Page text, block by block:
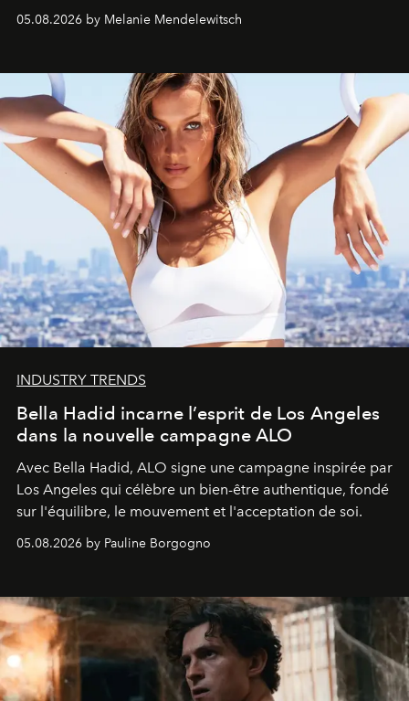
de vivre Romain dans toute son élégance intemporelle.
05.08.2026 by Melanie Mendelewitsch
INDUSTRY TRENDS
Bella Hadid incarne l’esprit de Los Angeles
dans la nouvelle campagne ALO
Avec Bella Hadid, ALO signe une campagne inspirée par
Los Angeles qui célèbre un bien-être authentique, fondé
sur l'équilibre, le mouvement et l'acceptation de soi.
05.08.2026 by Pauline Borgogno